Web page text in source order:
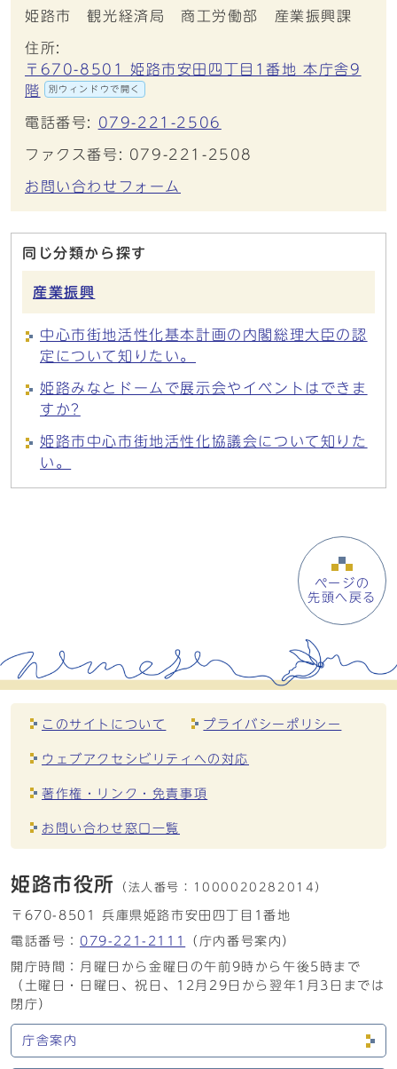
姫路市 観光経済局 商工労働部 産業振興課
住所:
〒670-8501 姫路市安田四丁目1番地 本庁舎9
階
別ウィンドウで開く
電話番号: 079-221-2506
ファクス番号: 079-221-2508
お問い合わせフォーム
同じ分類から探す
産業振興
中心市街地活性化基本計画の内閣総理大臣の認
定について知りたい。
姫路みなとドームで展示会やイベントはできま
すか?
姫路市中心市街地活性化協議会について知りた
い。
ページの
先頭へ戻る
このサイトについて プライバシーポリシー
ウェブアクセシビリティへの対応
著作権・リンク・免責事項
お問い合わせ窓口一覧
姫路市役所 （法人番号： 1000020282014）
〒670-8501 兵庫県姫路市安田四丁目1番地
電話番号： 079-221-2111
（庁内番号案内）
開庁時間：月曜日から金曜日の午前9時から午後5時まで
（土曜日・日曜日、祝日、12月29日から翌年1月3日までは
閉庁）
庁舎案内